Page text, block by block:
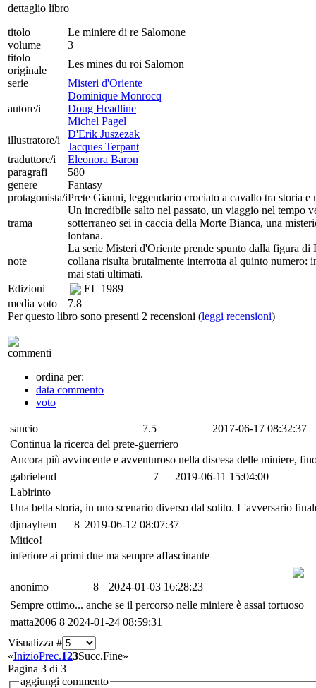
dettaglio libro
titolo
Le miniere di re Salomone
volume
3
titolo
originale
Les mines du roi Salomon
serie
Misteri d'Oriente
autore/i
Dominique Monrocq
Doug Headline
Michel Pagel
illustratore/i
D'Erik Juszezak
Jacques Terpant
traduttore/i
Eleonora Baron
paragrafi
580
genere
Fantasy
protagonista/iPrete Gianni, leggendario crociato a cavallo tra storia e
trama
Un incredibile salto nel passato, un viaggio nel tempo
sotterraneo sei in caccia della Morte Bianca, una
lontana.
note
La serie Misteri d'Oriente prende spunto dalla figura
collana risulta brutalmente interrotta al quinto
mai stati ultimati.
Edizioni
EL 1989
media voto
7.8
Per questo libro sono presenti 2 recensioni (leggi recensioni)
commenti
ordina per:
data commento
voto
sancio 7.5
2017-06-17 08:32:37
Continua la ricerca del prete-guerriero
Ancora più avvincente e avventuroso nella discesa delle miniere,
gabrieleud
7
2019-06-11 15:04:00
Labirinto
Una bella storia, in uno scenario diverso dal solito. L'avversario
djmayhem
8 2019-06-12 08:07:37
Mitico!
inferiore ai primi due ma sempre affascinante
anonimo 8
2024-01-03 16:28:23
Sempre ottimo... anche se il percorso nelle miniere è assai tortuoso
matta2006 8 2024-01-24 08:59:31
Visualizza #
«InizioPrec.123Succ.Fine»
Pagina 3 di 3
aggiungi commento